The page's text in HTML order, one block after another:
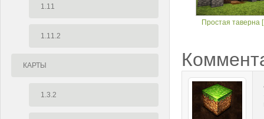
1.11
1.11.2
КАРТЫ
1.3.2
Простая таверна